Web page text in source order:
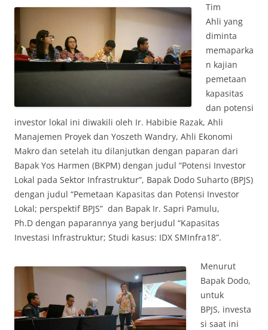
Tim
Ahli yang
diminta
memaparka
n kajian
pemetaan
kapasitas
dan potensi
investor lokal ini diwakili oleh Ir. Habibie Razak, Ahli
Manajemen Proyek dan Yoszeth Wandry, Ahli Ekonomi
Makro dan setelah itu dilanjutkan dengan paparan dari
Bapak Yos Harmen (BKPM) dengan judul “Potensi Investor
Lokal pada Sektor Infrastruktur”, Bapak Dodo Suharto (BPJS)
dengan judul “Pemetaan Kapasitas dan Potensi Investor
Lokal; perspektif BPJS” dan Bapak Ir. Sapri Pamulu,
Ph.D dengan paparannya yang berjudul “Kapasitas
Investasi Infrastruktur; Studi kasus: IDX SMInfra18”.
Menurut
Bapak Dodo,
untuk
BPJS, investa
si saat ini